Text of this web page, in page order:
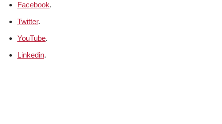
Facebook.
Twitter.
YouTube.
Linkedin.